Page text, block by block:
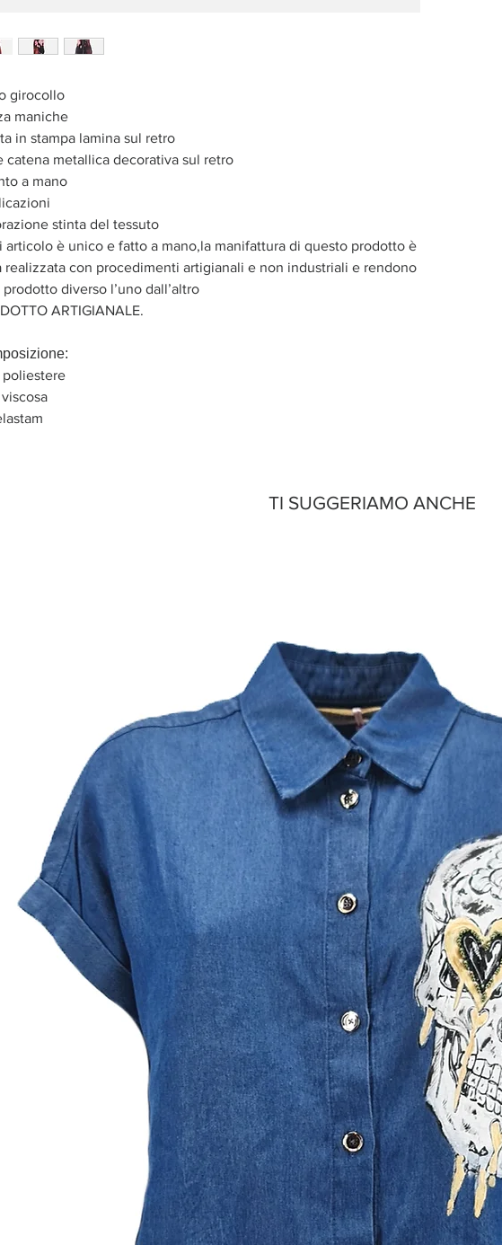
girocollo
maniche
in stampa lamina sul retro
catena metallica decorativa sul retro
a mano
stinta del tessuto
articolo è unico e fatto a mano,la manifattura di questo prodotto è
realizzata con procedimenti artigianali e non industriali e rendono
diverso l’uno dall’altro
ARTIGIANALE.
poliestere
TI SUGGERIAMO ANCHE